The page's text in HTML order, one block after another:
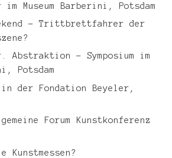
Museum Barberini, Potsdam
– Trittbrettfahrer der
Abstraktion – Symposium im
Potsdam
der Fondation Beyeler,
Forum Kunstkonferenz